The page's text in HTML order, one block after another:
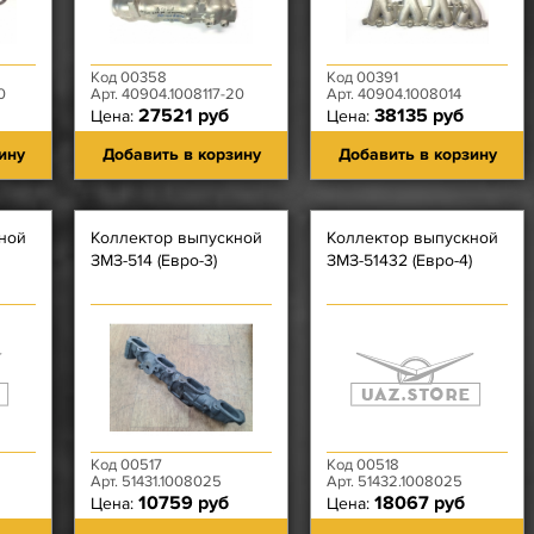
Код 00358
Арт. 40904.1008117-20
Цена: 27521 руб
Добавить в корзину
Код 00391
Арт. 40904.1008014
Цена: 38135 руб
Добавить в корзину
Коллектор выпускной
ЗМЗ-514 (Евро-3)
Код 00517
Арт. 51431.1008025
Цена: 10759 руб
Коллектор выпускной
ЗМЗ-51432 (Евро-4)
Код 00518
Арт. 51432.1008025
Цена: 18067 руб